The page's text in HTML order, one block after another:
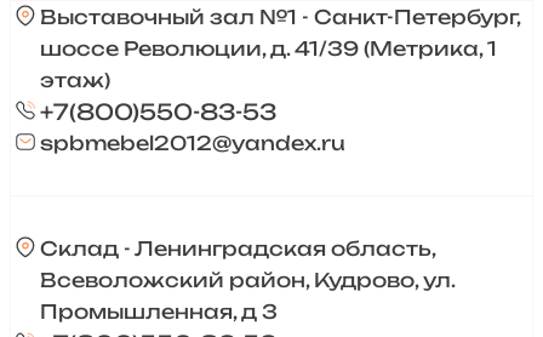
Выставочный зал №1 - Санкт-Петербург,
шоссе Революции, д. 41/39 (Метрика, 1
этаж)
+7(800)550-83-53
spbmebel2012@yandex.ru
Склад - Ленинградская область,
Всеволожский район, Кудрово, ул.
Промышленная, д 3